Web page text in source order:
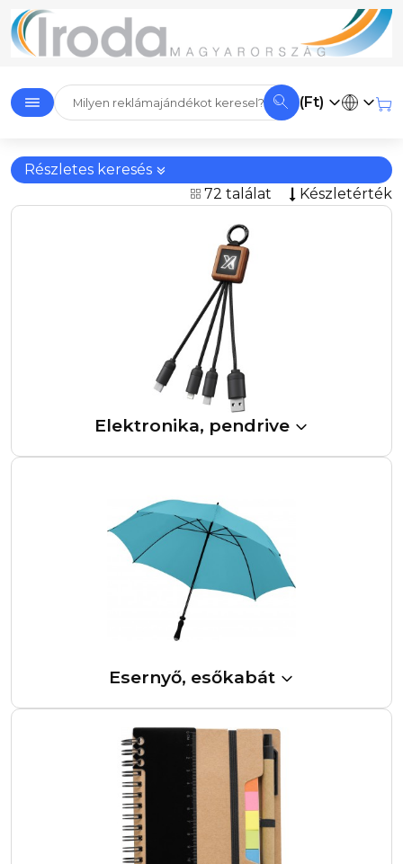
(Ft)
Részletes keresés
72 találat
Készletérték
Elektronika, pendrive
Esernyő, esőkabát